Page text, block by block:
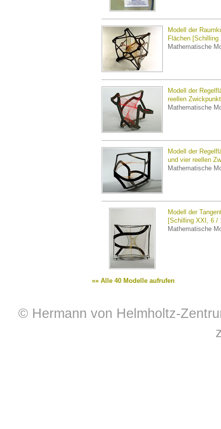
Modell der
Flächen
Mathematische
Modell der
reellen
Mathematische
Modell der
und vier reellen
Mathematische
Modell der
[Schilling XXI, 6 /
Mathematische
»» Alle 40 Modelle aufrufen
© Hermann von Helmholtz-